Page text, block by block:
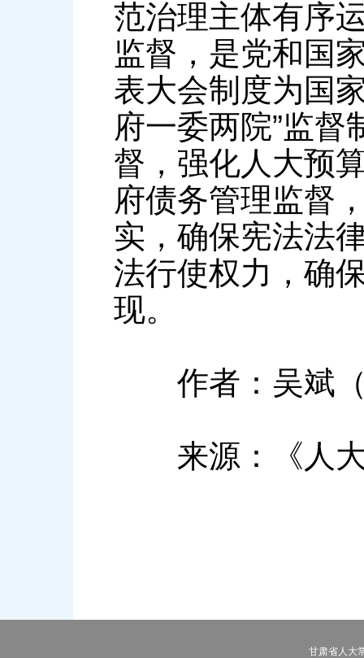
范治理主体有序
监督，是党和国
表大会制度为国
府一委两院”监
督，强化人大预
府债务管理监督
实，确保宪法法
法行使权力，确
现。
作者：吴斌（
来源：《人大
甘肃省人大